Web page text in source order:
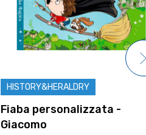
HISTORY&HERALDRY
Fiaba personalizzata -
Giacomo